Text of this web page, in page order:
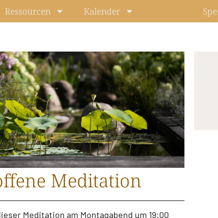
Ressourcen Kalender
Meditation
Meditation am Montagabend um 19:00